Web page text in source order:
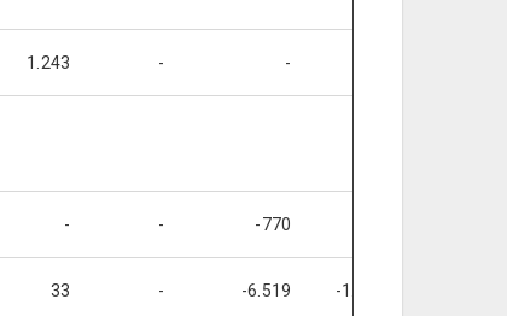
1.243 - -
- - -770
33 - -6.519 -1.104